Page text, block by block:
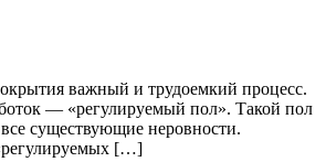
важный и трудоемкий процесс.
— «регулируемый пол». Такой пол
существующие неровности.
[…]